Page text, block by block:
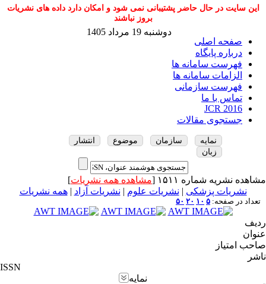
این سایت در حال حاضر پشتیبانی نمی شود و امکان دارد داده های نشریات
بروز نباشند
صفحه اصلی
درباره پایگاه
فهرست سامانه ها
الزامات سامانه ها
فهرست سازمانی
تماس با ما
JCR 2016
جستجوی مقالات
دوشنبه 19 مرداد 1405
نمایه سازمان موضوع
انتشار
زبان
مشاهده نشریه شماره ۱۵۱۱ [ مشاهده همه نشریات]
نشریات پزشکی | نشریات علوم | نشریات آزاد |همه نشریات
تعداد در صفحه: ۵ ۱۰ ۲۰ ۵۰
ردیف
عنوان
صاحب امتیاز
ناشر
ISSN
نمایه